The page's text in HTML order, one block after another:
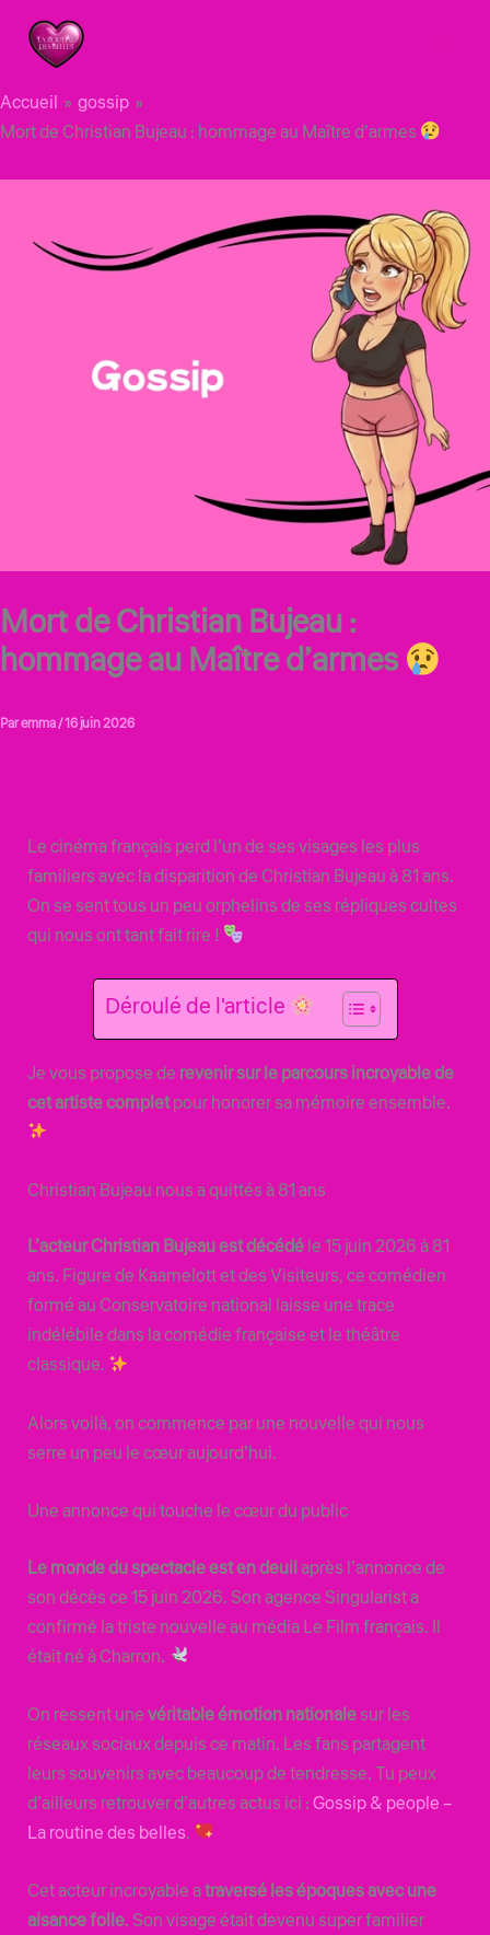
contenu
Accueil
gossip
Mort de Christian Bujeau : hommage au Maître d’armes
Mort de Christian Bujeau :
hommage au Maître d’armes
Paremma/16 juin 2026
Le cinéma français perd l’un de ses visages les plus
familiers avec la disparition de Christian Bujeau à 81 ans.
On se sent tous un peu orphelins de ses répliques cultes
qui nous ont tant fait rire !
Déroulé de l'article
Je vous propose de revenir sur le parcours incroyable de
cet artiste completpour honorer sa mémoire ensemble.
Christian Bujeau nous a quittés à 81 ans
L’acteur Christian Bujeau est décédéle 15 juin 2026 à 81
ans. Figure de Kaamelott et des Visiteurs, ce comédien
formé au Conservatoire national laisse une trace
indélébile dans la comédie française et le théâtre
classique.
Alors voilà, on commence par une nouvelle qui nous
serre un peu le cœur aujourd’hui.
Une annonce qui touche le cœur du public
Le monde du spectacle est en deuilaprès l’annonce de
son décès ce 15 juin 2026. Son agence Singularist a
confirmé la triste nouvelle au média Le Film français. Il
était né à Charron.
On ressent unevéritable émotion nationalesur les
réseaux sociaux depuis ce matin. Les fans partagent
leurs souvenirs avec beaucoup de tendresse. Tu peux
d’ailleurs retrouver d’autres actus ici :Gossip & people –
La routine des belles.
Cet acteur incroyable atraversé les époques avec une
aisance folle. Son visage était devenu super familier